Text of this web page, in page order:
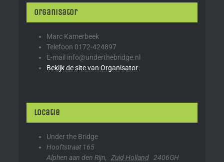
Organisator
Marc Kamerbeek
Telefoon 0172-424897
E-mail info@underthebridge.nl
Bekijk de site van Organisator
Locatie
Under the Bridge
Hooftstraat 165
Alphen aan den Rijn, Zuid Holland
2406GH